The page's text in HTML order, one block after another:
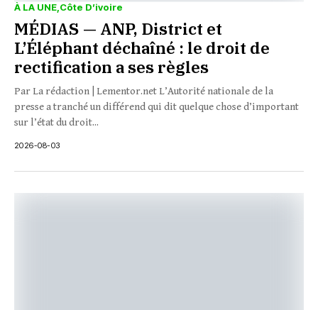
À LA UNE Côte D’ivoire
MÉDIAS — ANP, District et
L’Éléphant déchaîné : le droit de
rectification a ses règles
Par La rédaction | Lementor.net L’Autorité nationale de la
presse a tranché un différend qui dit quelque chose d’important
sur l’état du droit...
2026-08-03